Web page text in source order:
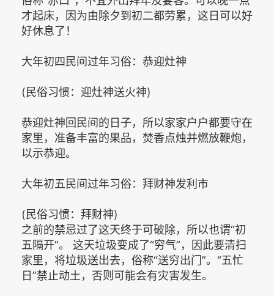
才起床，因为由除夕到初二都劳累，这日可以好
好休息了！
大年初四民间过年习俗：恭迎灶神
(民俗习惯：迎灶神送火神)
恭迎灶神回民间的日子，所以家家户户都要守在
家里，准备丰富的果品，焚香点烛并燃放鞭炮，
以示恭迎。
大年初五民间过年习俗：拜财神发利市
(民俗习惯：拜财神)
之前的禁忌过了这天终于可破除，所以也谓“初
五隔开”。 这天垃圾变成了“穷气”，因此要清扫
家里，将垃圾送出去，俗称“送穷出门”。“五忙
日”禁止动土，否则可能会有灾害发生。